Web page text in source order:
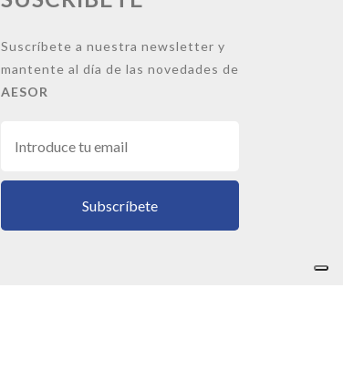
Suscríbete a nuestra newsletter y
mantente al día de las novedades de
AESOR
Subscríbete